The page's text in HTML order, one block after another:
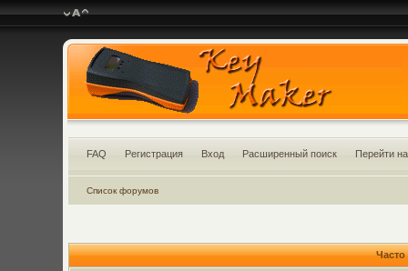
FAQ Регистрация Вход Расширенный поиск Перейти
Список форумов